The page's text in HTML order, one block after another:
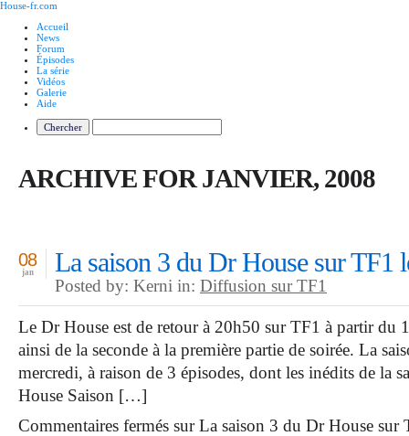
House-fr.com
Accueil
News
Forum
Épisodes
La série
Vidéos
Galerie
Aide
ARCHIVE FOR JANVIER, 2008
La saison 3 du Dr House sur TF1
08
jan
Posted by: Kerni in: Diffusion sur TF1
Le Dr House est de retour à 20h50 sur TF1 à partir du
ainsi de la seconde à la première partie de soirée. La
mercredi, à raison de 3 épisodes, dont les inédits de la
House Saison […]
Commentaires fermés sur La saison 3 du Dr House